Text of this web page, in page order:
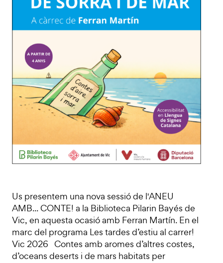
Us presentem una nova sessió de l'ANEU
AMB... CONTE! a la Biblioteca Pilarin Bayés de
Vic, en aquesta ocasió amb Ferran Martín. En el
marc del programa Les tardes d’estiu al carrer!
Vic 2026 Contes amb aromes d’altres costes,
d’oceans deserts i de mars habitats per